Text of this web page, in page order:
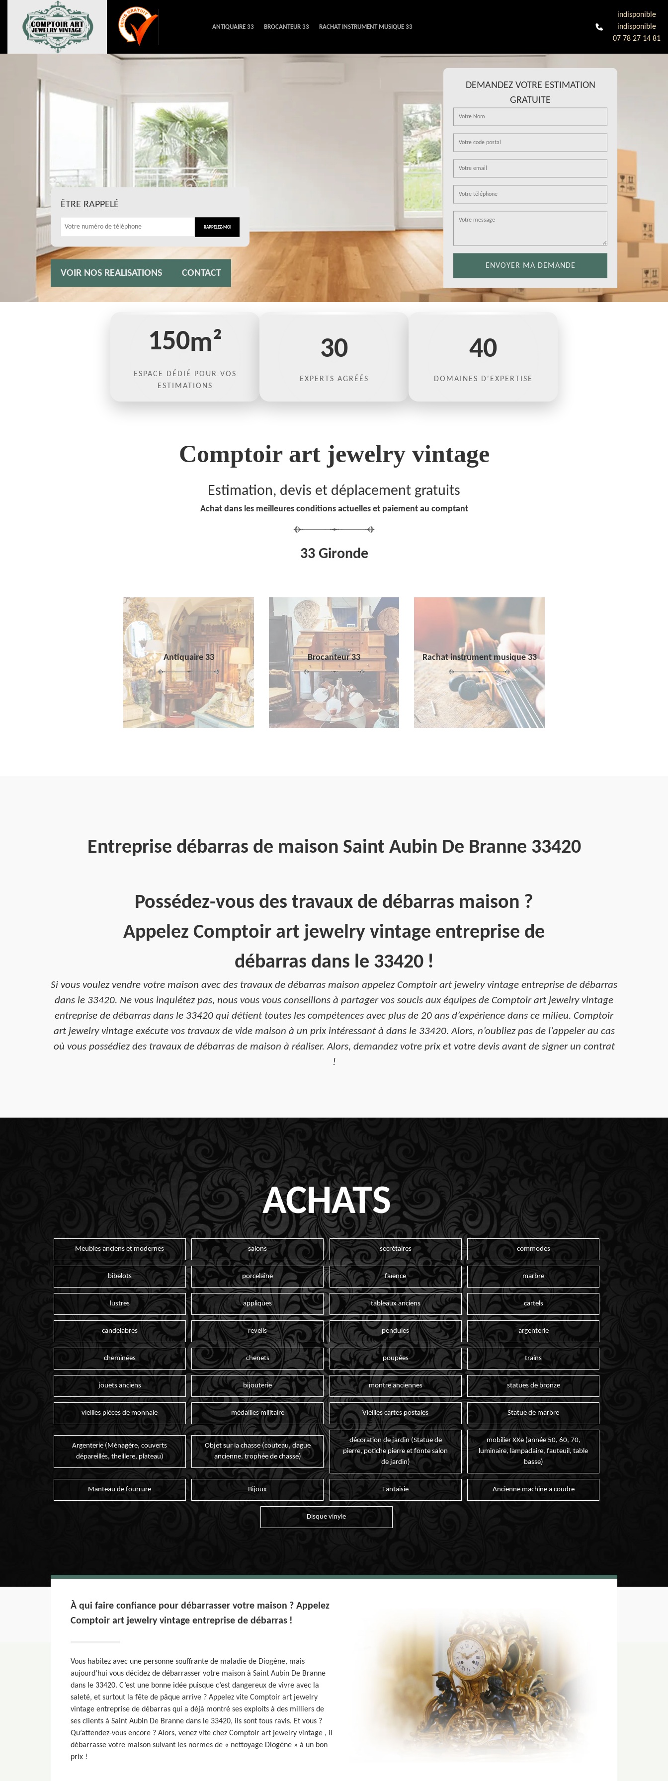
ANTIQUAIRE 33 BROCANTEUR 33 RACHAT INSTRUMENT MUSIQUE 33
indisponible
indisponible
07 78 27 14 81
ÊTRE RAPPELÉ
VOIR NOS REALISATIONS CONTACT
DEMANDEZ VOTRE ESTIMATION
GRATUITE
150m²
ESPACE DÉDIÉ POUR VOS
ESTIMATIONS
30
EXPERTS AGRÉÉS
40
DOMAINES D'EXPERTISE
Comptoir art jewelry vintage
Estimation, devis et déplacement gratuits
Achat dans les meilleures conditions actuelles et paiement au comptant
33 Gironde
Antiquaire 33 Brocanteur 33 Rachat instrument musique 33
Entreprise débarras de maison Saint Aubin De Branne 33420
Possédez-vous des travaux de débarras maison ?
Appelez Comptoir art jewelry vintage entreprise de
débarras dans le 33420 !
Si vous voulez vendre votre maison avec des travaux de débarras maison appelez Comptoir art jewelry vintage entreprise de débarras
dans le 33420. Ne vous inquiétez pas, nous vous vous conseillons à partager vos soucis aux équipes de Comptoir art jewelry vintage
entreprise de débarras dans le 33420 qui détient toutes les compétences avec plus de 20 ans d’expérience dans ce milieu. Comptoir
art jewelry vintage exécute vos travaux de vide maison à un prix intéressant à dans le 33420. Alors, n’oubliez pas de l’appeler au cas
où vous possédiez des travaux de débarras de maison à réaliser. Alors, demandez votre prix et votre devis avant de signer un contrat
!
ACHATS
Meubles anciens et modernes salons secrétaires commodes
bibelots porcelaine faïence marbre
lustres appliques tableaux anciens cartels
candelabres reveils pendules argenterie
cheminées chenets poupées trains
jouets anciens bijouterie montre anciennes statues de bronze
vieilles pièces de monnaie médailles militaire Vieilles cartes postales Statue de marbre
Argenterie (Ménagère, couverts
dépareillés, theillere, plateau)
Objet sur la chasse (couteau, dague
ancienne, trophée de chasse)
décoration de jardin (Statue de
pierre, potiche pierre et fonte salon
de jardin)
mobilier XXe (année 50, 60, 70,
luminaire, lampadaire, fauteuil, table
basse)
Manteau de fourrure Bijoux Fantaisie Ancienne machine a coudre
Disque vinyle
À qui faire confiance pour débarrasser votre maison ? Appelez
Comptoir art jewelry vintage entreprise de débarras !
Vous habitez avec une personne souffrante de maladie de Diogène, mais
aujourd’hui vous décidez de débarrasser votre maison à Saint Aubin De Branne
dans le 33420. C’est une bonne idée puisque c’est dangereux de vivre avec la
saleté, et surtout la fête de pâque arrive ? Appelez vite Comptoir art jewelry
vintage entreprise de débarras qui a déjà montré ses exploits à des milliers de
ses clients à Saint Aubin De Branne dans le 33420, ils sont tous ravis. Et vous ?
Qu’attendez-vous encore ? Alors, venez vite chez Comptoir art jewelry vintage , il
débarrasse votre maison suivant les normes de « nettoyage Diogène » à un bon
prix !